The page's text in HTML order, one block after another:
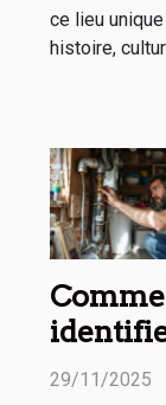
ce lieu
histoire,
29/11/2025